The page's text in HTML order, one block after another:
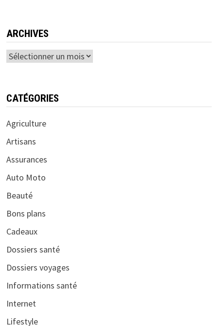
ARCHIVES
Archives
CATÉGORIES
Agriculture
Artisans
Assurances
Auto Moto
Beauté
Bons plans
Cadeaux
Dossiers santé
Dossiers voyages
Informations santé
Internet
Lifestyle